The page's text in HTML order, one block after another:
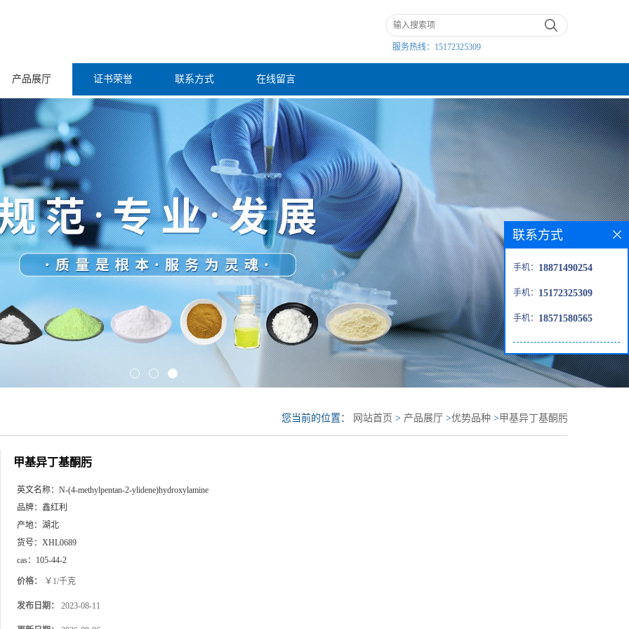
服务热线： 15172325309
产品展厅 证书荣誉 联系方式 在线留言
您当前的位置： 网站首页 > 产品展厅 >优势品种 >甲基异丁基酮肟
甲基异丁基酮肟
英文名称： N-(4-methylpentan-2-ylidene)hydroxylamine
品牌： 鑫红利
产地： 湖北
货号： XHL0689
cas： 105-44-2
价格： ￥1/千克
发布日期： 2023-08-11
联系方式
手机： 18871490254
手机： 15172325309
手机： 18571580565